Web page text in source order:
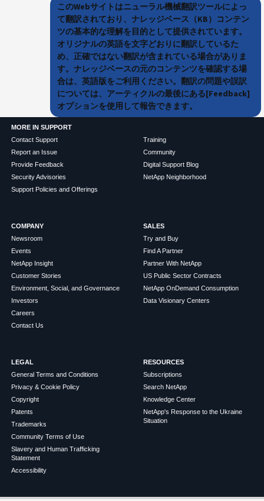
このWebサイトはニューラル機械翻訳ツールによっ
て翻訳されており、ナレッジベース（KB）コンテン
ツの基本的な理解を目的として提供されています。
オリジナルの英語を文字どおりに翻訳しているた
め、正確ではない翻訳が含まれている場合がありま
す。ナレッジベースの元のコンテンツを確認する場
合は、英語版をご利用ください。翻訳の問題や誤訳
については、アーティクルの最後にある[Feedback]
オプションを使用して報告できます。
MORE IN SUPPORT
Contact Support
Report an Issue
Provide Feedback
Security Advisories
Support Policies and Offerings
Training
Community
Digital Support Blog
NetApp Neighborhood
COMPANY
Newsroom
Events
NetApp Insight
Customer Stories
Environment, Social, and Governance
Investors
Careers
Contact Us
SALES
Try and Buy
Find A Partner
Partner With NetApp
US Public Sector Contracts
NetApp OnDemand Consumption
Data Visionary Centers
LEGAL
General Terms and Conditions
Privacy & Cookie Policy
Copyright
Patents
Trademarks
Community Terms of Use
Slavery and Human Trafficking
Statement
Accessibility
RESOURCES
Subscriptions
Search NetApp
Knowledge Center
NetApp's Response to the Ukraine
Situation